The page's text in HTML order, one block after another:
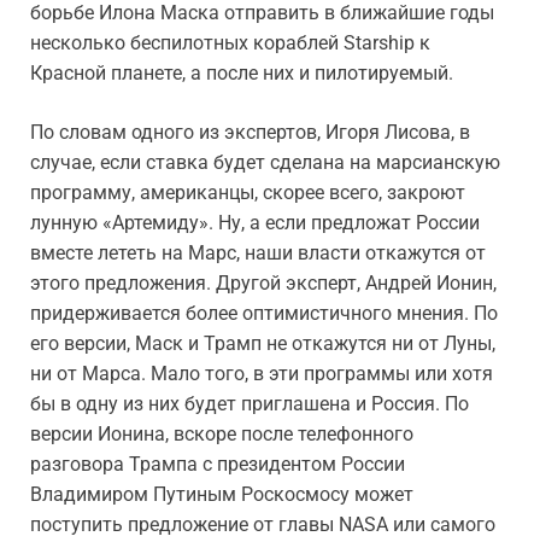
борьбе Илона Маска отправить в ближайшие годы
несколько беспилотных кораблей Starship к
Красной планете, а после них и пилотируемый.
По словам одного из экспертов, Игоря Лисова, в
случае, если ставка будет сделана на марсианскую
программу, американцы, скорее всего, закроют
лунную «Артемиду». Ну, а если предложат России
вместе лететь на Марс, наши власти откажутся от
этого предложения. Другой эксперт, Андрей Ионин,
придерживается более оптимистичного мнения. По
его версии, Маск и Трамп не откажутся ни от Луны,
ни от Марса. Мало того, в эти программы или хотя
бы в одну из них будет приглашена и Россия. По
версии Ионина, вскоре после телефонного
разговора Трампа с президентом России
Владимиром Путиным Роскосмосу может
поступить предложение от главы NASA или самого